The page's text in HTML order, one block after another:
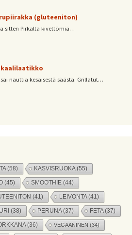
(gluteeniton)
sitten Pirkalta kivettömiä…
kaalilaatikko
nauttia kesäisestä säästä. Grillatut…
(58) KASVISRUOKA(55)
(45) SMOOTHIE (44)
(41) LEIVONTA(41)
(38) PERUNA(37) FETA(37)
(36) VEGAANINEN (34)